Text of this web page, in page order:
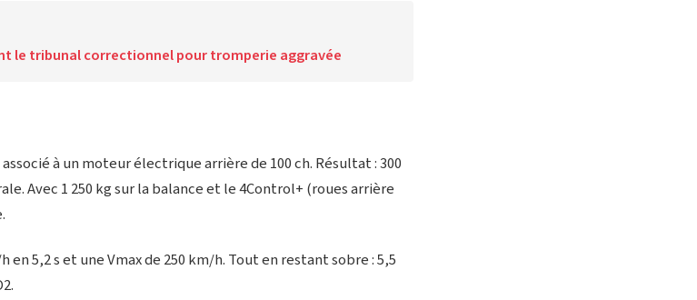
le tribunal correctionnel pour tromperie aggravée
à un moteur électrique arrière de 100 ch. Résultat : 300
Avec 1 250 kg sur la balance et le 4Control+ (roues arrière
en 5,2 s et une Vmax de 250 km/h. Tout en restant sobre : 5,5